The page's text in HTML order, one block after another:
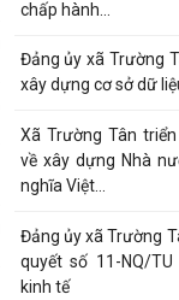
Trường Tân triển
THỦ ĐOẠN LỪA ĐẢO
Xã Trường Tân
rắn sinh hoạt tại
Phát huy sức mạnh
mất cân bằng giới